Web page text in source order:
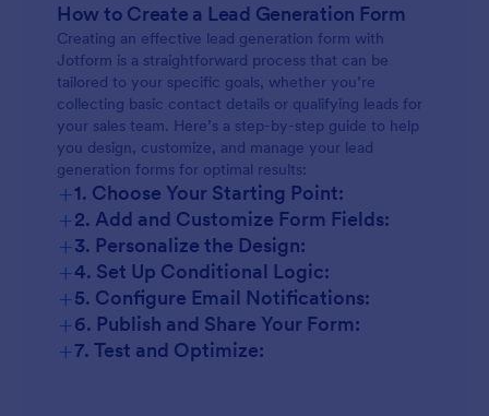
How to Create a Lead Generation Form
Creating an effective lead generation form with
Jotform is a straightforward process that can be
tailored to your specific goals, whether you’re
collecting basic contact details or qualifying leads for
your sales team. Here’s a step-by-step guide to help
you design, customize, and manage your lead
generation forms for optimal results:
+1. Choose Your Starting Point:
+2. Add and Customize Form Fields:
+3. Personalize the Design:
+4. Set Up Conditional Logic:
+5. Configure Email Notifications:
+6. Publish and Share Your Form:
+7. Test and Optimize: